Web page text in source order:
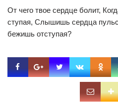
От чего твое сердце болит,
ступая, Слышишь сердца
бежишь отступая?